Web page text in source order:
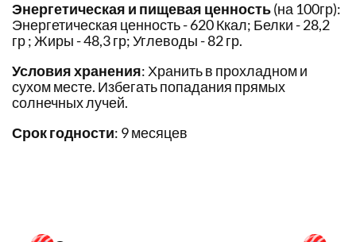
Энергетическая и пищевая ценность(на 100гр):
Энергетическая ценность - 620 Ккал; Белки - 28,2
гр ; Жиры - 48,3 гр; Углеводы - 82 гр.
Условия хранения: Хранить в прохладном и
сухом месте. Избегать попадания прямых
солнечных лучей.
Срок годности: 9 месяцев